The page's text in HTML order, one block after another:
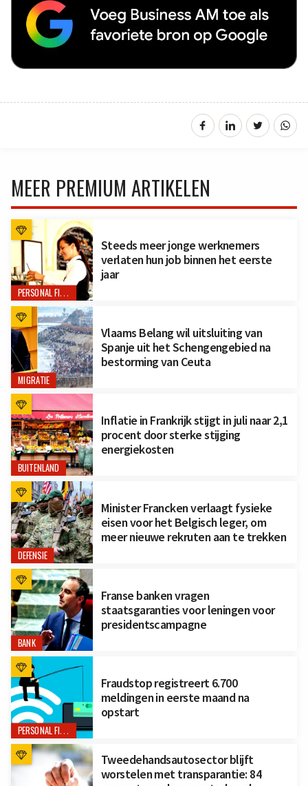
MEER PREMIUM ARTIKELEN
PERSONAL FINANCE
Steeds meer jonge werknemers
verlaten hun job binnen het eerste
jaar
MIGRATIE
Vlaams Belang wil uitsluiting van
Spanje uit het Schengengebied na
bestorming van Ceuta
BUITENLAND
Inflatie in Frankrijk stijgt in juli naar 2,1
procent door sterke stijging
energiekosten
DEFENSIE
Minister Francken verlaagt fysieke
eisen voor het Belgisch leger, om
meer nieuwe rekruten aan te trekken
BANK
Franse banken vragen
staatsgaranties voor leningen voor
presidentscampagne
PERSONAL FINANCE
Fraudstop registreert 6.700
meldingen in eerste maand na
opstart
Tweedehandsautosector blijft
worstelen met transparantie: 84